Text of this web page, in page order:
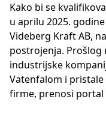
Kako bi se
u aprilu 2025.
Videberg Kraft AB,
postrojenja. Prošlog
industrijske
Vatenfalom i
firme, prenosi portal